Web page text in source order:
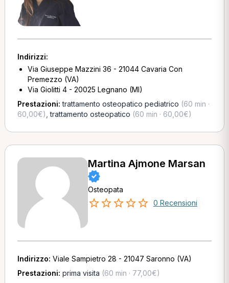
Indirizzi:
Via Giuseppe Mazzini 36 - 21044 Cavaria Con
Premezzo (VA)
Via Giolitti 4 - 20025 Legnano (MI)
Prestazioni:trattamento osteopatico pediatrico (60 min ·
60,00€) ,trattamento osteopatico (60 min · 60,00€)
Martina Ajmone Marsan
Osteopata
0 Recensioni
Indirizzo: Viale Sampietro 28 - 21047 Saronno (VA)
Prestazioni: prima visita (60 min · 77,00€)